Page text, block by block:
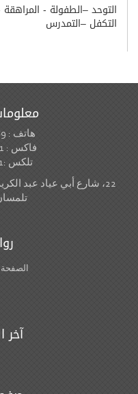
التوحد –الطفولة -
التكفل –التمدرس
هاتف : 043.41.11.89
فاكس : 043.41.11.91
تلكس :1871-18034
آخر